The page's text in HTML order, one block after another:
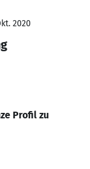
2020
Profil zu